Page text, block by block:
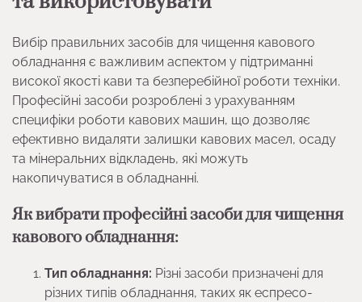
Вибір правильних засобів для чищення кавового
обладнання є важливим аспектом у підтриманні
високої якості кави та безперебійної роботи техніки.
Професійні засоби розроблені з урахуванням
специфіки роботи кавових машин, що дозволяє
ефективно видаляти залишки кавових масел, осаду
та мінеральних відкладень, які можуть
накопичуватися в обладнанні.
Як вибрати професійні засоби для чищення
кавового обладнання:
Тип обладнання: Різні засоби призначені для
різних типів обладнання, таких як еспресо-